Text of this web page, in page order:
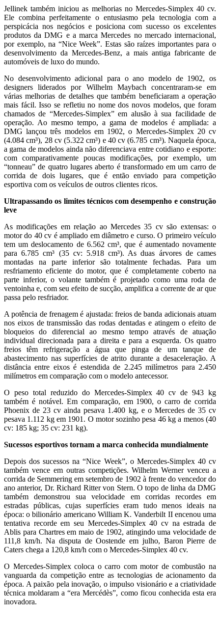
Jellinek também iniciou as melhorias no Mercedes-Simplex 40 cv.
Ele combina perfeitamente o entusiasmo pela tecnologia com a
perspicácia nos negócios e posiciona com sucesso os excelentes
produtos da DMG e a marca Mercedes no mercado internacional,
por exemplo, na “Nice Week”. Estas são raízes importantes para o
desenvolvimento da Mercedes-Benz, a mais antiga fabricante de
automóveis de luxo do mundo.
No desenvolvimento adicional para o ano modelo de 1902, os
designers liderados por Wilhelm Maybach concentraram-se em
várias melhorias de detalhes que também beneficiaram a operação
mais fácil. Isso se refletiu no nome dos novos modelos, que foram
chamados de “Mercedes-Simplex” em alusão à sua facilidade de
operação. Ao mesmo tempo, a gama de modelos é ampliada: a
DMG lançou três modelos em 1902, o Mercedes-Simplex 20 cv
(4.084 cm³), 28 cv (5.322 cm³) e 40 cv (6.785 cm³). Naquela época,
a gama de modelos ainda não diferenciava entre cotidiano e esporte:
com comparativamente poucas modificações, por exemplo, um
“tonneau” de quatro lugares aberto é transformado em um carro de
corrida de dois lugares, que é então enviado para competição
esportiva com os veículos de outros clientes ricos.
Ultrapassando os limites técnicos com desempenho e construção
leve
As modificações em relação ao Mercedes 35 cv são extensas: o
motor do 40 cv é ampliado em diâmetro e curso. O primeiro veículo
tem um deslocamento de 6.562 cm³, que é aumentado novamente
para 6.785 cm³ (35 cv: 5.918 cm³). As duas árvores de cames
montadas na parte inferior são totalmente fechadas. Para um
resfriamento eficiente do motor, que é completamente coberto na
parte inferior, o volante também é projetado como uma roda de
ventoinha e, com seu efeito de sucção, amplifica a corrente de ar que
passa pelo resfriador.
A potência de frenagem é ajustada: freios de banda adicionais atuam
nos eixos de transmissão das rodas dentadas e atingem o efeito de
bloqueios do diferencial ao mesmo tempo através de atuação
individual direcionada para a direita e para a esquerda. Os quatro
freios têm refrigeração a água que pinga de um tanque de
abastecimento nas superfícies de atrito durante a desaceleração. A
distância entre eixos é estendida de 2.245 milímetros para 2.450
milímetros em comparação com o modelo antecessor.
O peso total reduzido do Mercedes-Simplex 40 cv de 943 kg
também é notável. Em comparação, em 1900, o carro de corrida
Phoenix de 23 cv ainda pesava 1.400 kg, e o Mercedes de 35 cv
pesava 1.112 kg em 1901. O motor sozinho pesa 46 kg a menos (40
cv: 185 kg; 35 cv: 231 kg).
Sucessos esportivos tornam a marca conhecida mundialmente
Depois dos sucessos na “Nice Week”, o Mercedes-Simplex 40 cv
também vence em outras competições. Wilhelm Werner venceu a
corrida de Semmering em setembro de 1902 à frente do vencedor do
ano anterior, Dr. Richard Ritter von Stern. O topo de linha da DMG
também demonstrou sua velocidade em corridas recordes em
estradas públicas, cujas superfícies eram tudo menos ideais na
época: o bilionário americano William K. Vanderbilt II encenou uma
tentativa recorde em seu Mercedes-Simplex 40 cv na estrada de
Ablis para Chartres em maio de 1902, atingindo uma velocidade de
111,8 km/h. Na disputa de Oostende em julho, Baron Pierre de
Caters chega a 120,8 km/h com o Mercedes-Simplex 40 cv.
O Mercedes-Simplex coloca o carro com motor de combustão na
vanguarda da competição entre as tecnologias de acionamento da
época. A paixão pela inovação, o impulso visionário e a criatividade
técnica moldaram a “era Mercédès”, como ficou conhecida esta era
inovadora.